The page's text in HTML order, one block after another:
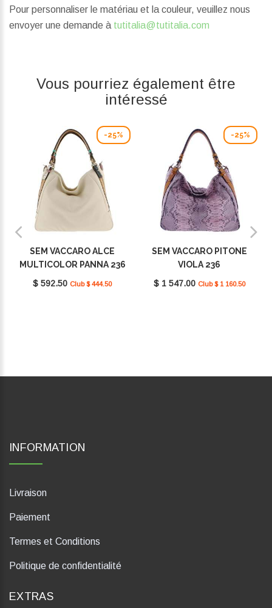
Pour personnaliser le matériau et la couleur, veuillez nous
envoyer une demande à tutitalia@tutitalia.com
Vous pourriez également être
intéressé
-25%
SEM VACCARO ALCE
MULTICOLOR PANNA 236
$ 592.50 Club $ 444.50
-25%
SEM VACCARO PITONE
VIOLA 236
$ 1 547.00 Club $ 1 160.50
INFORMATION
Livraison
Paiement
Termes et Conditions
Politique de confidentialité
EXTRAS